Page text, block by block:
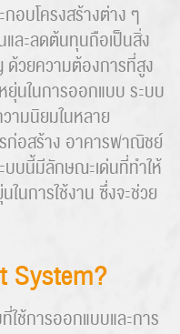
อบโครงสร้างต่าง ๆ
ละลดต้นทุนถือเป็นสิ่ง
วยความต้องการที่สูง
ยุ่นในการออกแบบ ระบบ
ามนิยมในหลาย
ก่อสร้าง อาคารพาณิชย์
บบนี้มีลักษณะเด่นที่ทำให้
นการใช้งาน ซึ่งจะช่วย
System?
ใช้การออกแบบและการ